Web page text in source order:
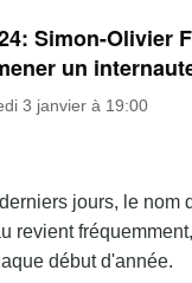
Simon-Olivier
un
3 janvier à 19:00
jours, le nom
revient
début d'année.